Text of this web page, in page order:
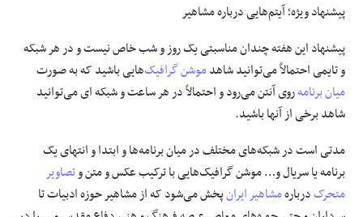
پیشنهاد ویژه؛آیتم‌هایی درباره مشاهیر
پیشنهاد این هفته چندان مناسبتی یک روز و شب خاص نیست و در هر شبکه
و تایمی احتمالاً می‌توانید شاهدموشن گرافیک‌هایی باشید که به صورت
میان برنامهروی آنتن می‌رود و احتمالاً در هر ساعت و شبکه ای می‌توانید
شاهد برخی از آنها باشید.
مدتی است در شبکه‌های مختلف در میان برنامه‌ها و ابتدا و انتهای یک
برنامه یا سریال و… موشن گرافیک‌هایی با ترکیب عکس و متن وتصاویر
متحرکدربارهمشاهیر ایرانپخش می‌شود که از مشاهیر حوزه ادبیات تا